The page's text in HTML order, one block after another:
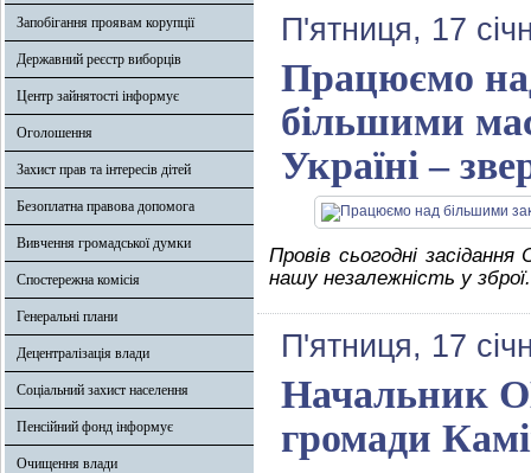
Запобігання проявам корупції
Державний реєстр виборців
Центр зайнятості інформує
Оголошення
Захист прав та інтересів дітей
Безоплатна правова допомога
Вивчення громадської думки
Спостережна комісія
Генеральні плани
Децентралізація влади
Соціальний захист населення
Пенсійний фонд інформує
Очищення влади
П'ятниця, 17
Працюємо
більшими
Україні –
Провів сьогодні
нашу незалежність у зброї.
П'ятниця, 17
Начальник
громади